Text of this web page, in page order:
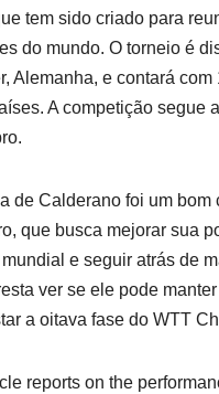
tem sido criado para
do mundo. O torneio é
Alemanha, e contará
A competição segue
de Calderano foi um bom
que busca mejorar sua
e seguir atrás de
ver se ele pode
a oitava fase do WTT
reports on the